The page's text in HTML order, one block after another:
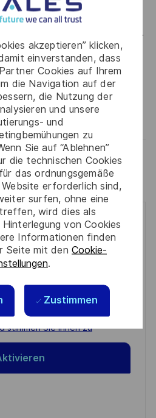
akzeptieren” klicken,
einverstanden, dass
Cookies auf Ihrem
die Navigation auf der
die Nutzung der
und unsere
und
zu
Sie auf “Ablehnen”
die technischen Cookies
das ordnungsgemäße
erforderlich sind,
surfen, ohne eine
wird dies als
von Cookies
Informationen finden
Seite mit den Cookie-
.
Zustimmen
we believe that
a smarter way of working.
apply now!
Speichern
similar jobs
once a week
für die Verarbeitung
stimmen Sie ihnen zu